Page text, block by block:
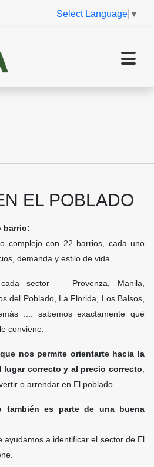
Select Language ▼
EL POBLADO
barrio:
complejo con 22 barrios, cada uno
demanda y estilo de vida.
sector — Provenza, Manila,
del Poblado, La Florida, Los Balsos,
.... sabemos exactamente qué
conviene.
nos permite orientarte hacia la
lugar correcto y al precio correcto
o arrendar en El poblado.
también es parte de una buena
ayudamos a identificar el sector de El